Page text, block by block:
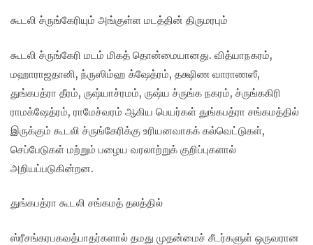
கூடலி ச்ருங்கேரியும் அங்குள்ள மடத்தின் திருமரபும்
கூடலி ச்ருங்கேரி மடம் மிகத் தொன்மையானது. வித்யாநகரம்,
மஹாராஜதானி, ந்ருஸிம்ஹ க்ஷேத்ரம், தக்ஷிண வாராணஸீ,
துங்கபத்ரா தீரம், ருஷ்யாச்ரமம், ருஷ்ய ச்ருங்க நகரம், ச்ருங்ககிரி
ராமக்ஷேத்ரம், ராமேச்வரம் ஆகிய பெயர்கள் துங்கபத்ரா சங்கமத்தில்
இருக்கும் கூடலி ச்ருங்கேரிக்கு உரியனவாகக் கல்வெட்டுகள்,
செப்பேடுகள் மற்றும் பழைய வரலாற்றுக் குறிப்புகளால்
அறியப்படுகின்றன.
துங்கபத்ரா கூடலி சங்கமத் தலத்தில்
ஸ்ரீசங்கரபகவத்பாதர்களால் தமது முதன்மைச் சீடர்களுள் ஒருவரான